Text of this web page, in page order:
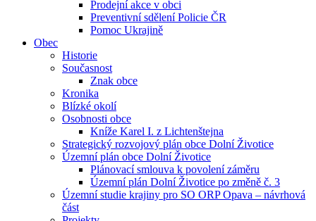
Prodejní akce v obci
Preventivní sdělení Policie ČR
Pomoc Ukrajině
Obec
Historie
Současnost
Znak obce
Kronika
Blízké okolí
Osobnosti obce
Kníže Karel I. z Lichtenštejna
Strategický rozvojový plán obce Dolní Životice
Územní plán obce Dolní Životice
Plánovací smlouva k povolení záměru
Územní plán Dolní Životice po změně č. 3
Územní studie krajiny pro SO ORP Opava – návrhová
část